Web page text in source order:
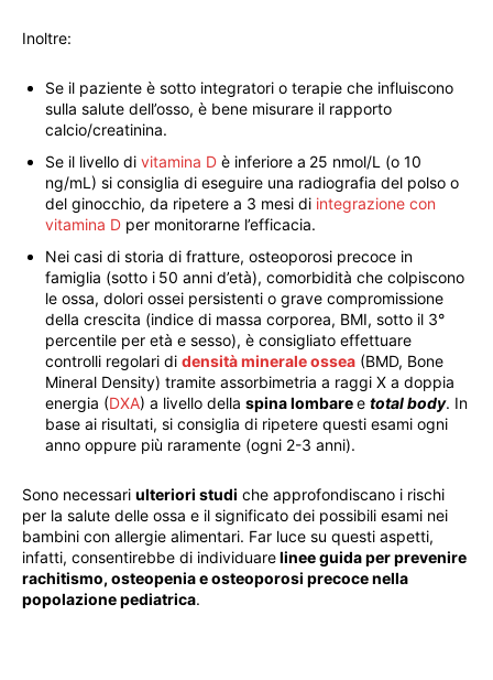
Inoltre:
Se il paziente è sotto integratori o terapie che influiscono
sulla salute dell’osso, è bene misurare il rapporto
calcio/creatinina.
Se il livello di vitamina D è inferiore a 25 nmol/L (o 10
ng/mL) si consiglia di eseguire una radiografia del polso o
del ginocchio, da ripetere a 3 mesi di integrazione con
vitamina D per monitorarne l’efficacia.
Nei casi di storia di fratture, osteoporosi precoce in
famiglia (sotto i 50 anni d’età), comorbidità che colpiscono
le ossa, dolori ossei persistenti o grave compromissione
della crescita (indice di massa corporea, BMI, sotto il 3°
percentile per età e sesso), è consigliato effettuare
controlli regolari di densità minerale ossea (BMD, Bone
Mineral Density) tramite assorbimetria a raggi X a doppia
energia (DXA) a livello della spina lombaree total body. In
base ai risultati, si consiglia di ripetere questi esami ogni
anno oppure più raramente (ogni 2-3 anni).
Sono necessari ulteriori studi che approfondiscano i rischi
per la salute delle ossa e il significato dei possibili esami nei
bambini con allergie alimentari. Far luce su questi aspetti,
infatti, consentirebbe di individuarelinee guida per prevenire
rachitismo, osteopenia e osteoporosi precoce nella
popolazione pediatrica.